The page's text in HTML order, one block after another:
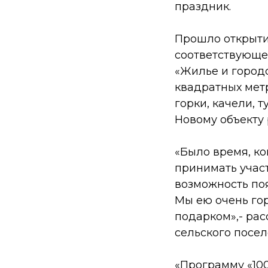
праздник.
Прошло
«Жилье и
квадратных
горки, качели,
Новому
«Было время,
принимать
возможность
Мы ею очень
подарком»,-
сельского
«Программу